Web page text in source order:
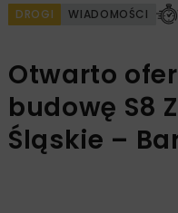
DROGI WIADOMOŚCI
Otwarto
budowę S8
Śląskie –